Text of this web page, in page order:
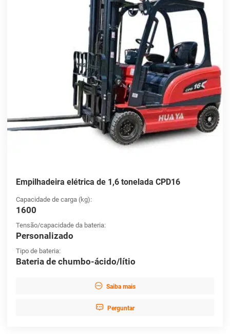
Empilhadeira elétrica de 1,6 tonelada CPD16
Capacidade de carga (kg):
1600
Tensão/capacidade da bateria:
Personalizado
Tipo de bateria:
Bateria de chumbo-ácido/lítio
 Saiba mais
 Perguntar